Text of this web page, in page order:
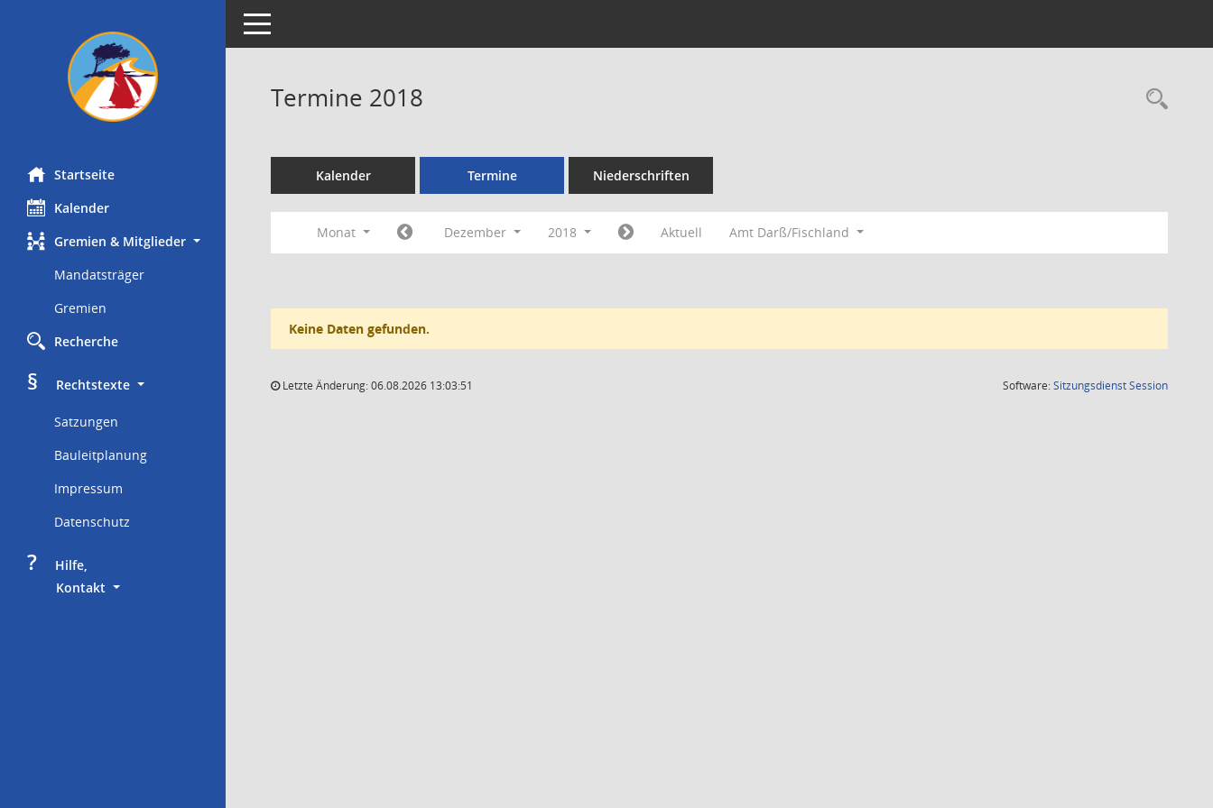
Startseite
Kalender
Gremien & Mitglieder
Mandatsträger
Gremien
Recherche
§
     Rechtstexte
Satzungen
Bauleitplanung
Impressum
Datenschutz
?
     Hilfe,
Kontakt
Toggle navigation
Termine 2018
Kalender Termine Niederschriften
Monat Dezember 2018 Aktuell Amt Darß/Fischland
Keine Daten gefunden.
Letzte Änderung: 06.08.2026 13:03:51 Software:SitzungsdienstSession(Wird in